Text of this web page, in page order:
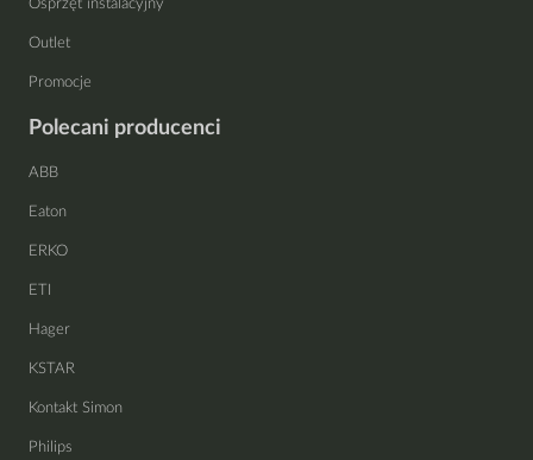
Osprzęt instalacyjny
Outlet
Promocje
Polecani producenci
ABB
Eaton
ERKO
ETI
Hager
KSTAR
Kontakt Simon
Philips